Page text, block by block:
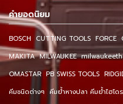
คำยอดนิยม
BOSCH CUTTING TOOLS FORCE
MAKITA MILWAUKEE
OMASTAR PB SWISS TOOLS
คีมชนิดต่างๆ คีมย้ำหางปลา คีมย้ำไฮโด